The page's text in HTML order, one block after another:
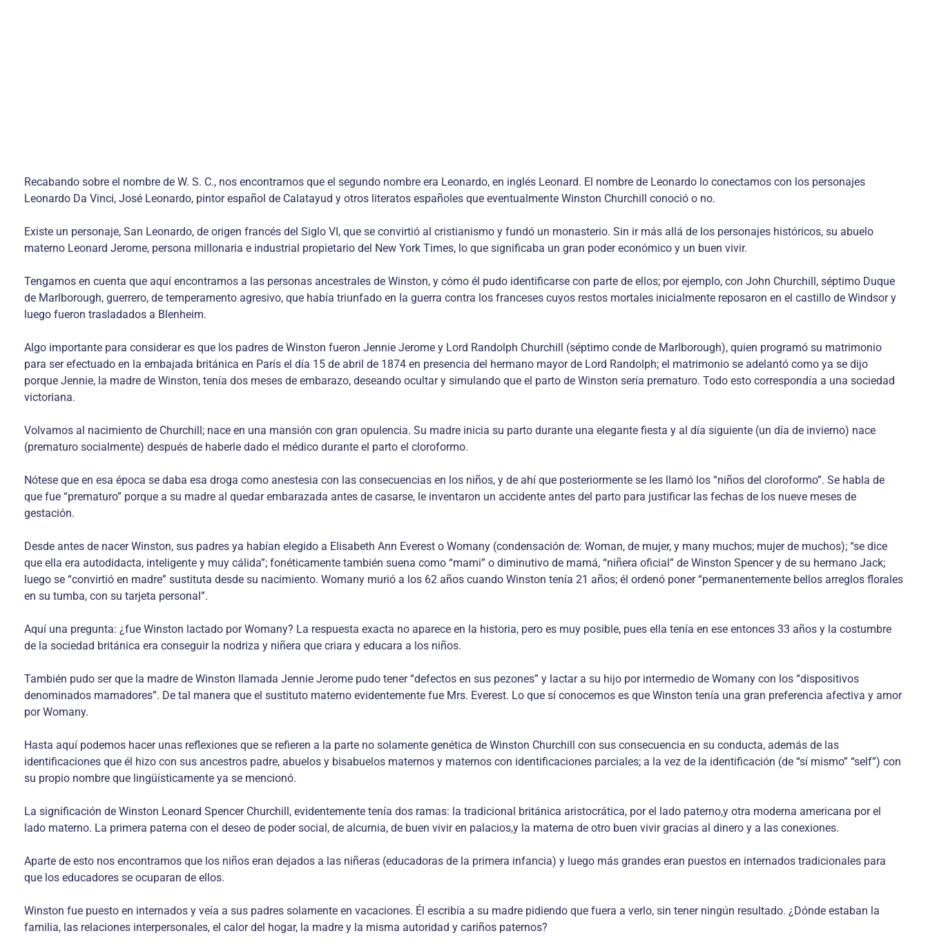
Recabando sobre el nombre de W. S. C., nos encontramos que el segundo nombre era Leonardo, en inglés Leonard. El nombre de Leonardo lo conectamos con los personajes
Leonardo Da Vinci, José Leonardo, pintor español de Calatayud y otros literatos españoles que eventualmente Winston Churchill conoció o no.
Existe un personaje, San Leonardo, de origen francés del Siglo VI, que se convirtió al cristianismo y fundó un monasterio. Sin ir más allá de los personajes históricos, su abuelo
materno Leonard Jerome, persona millonaria e industrial propietario del New York Times, lo que significaba un gran poder económico y un buen vivir.
Tengamos en cuenta que aquí encontramos a las personas ancestrales de Winston, y cómo él pudo identificarse con parte de ellos; por ejemplo, con John Churchill, séptimo Duque
de Marlborough, guerrero, de temperamento agresivo, que había triunfado en la guerra contra los franceses cuyos restos mortales inicialmente reposaron en el castillo de Windsor y
luego fueron trasladados a Blenheim.
Algo importante para considerar es que los padres de Winston fueron Jennie Jerome y Lord Randolph Churchill (séptimo conde de Marlborough), quien programó su matrimonio
para ser efectuado en la embajada británica en París el día 15 de abril de 1874 en presencia del hermano mayor de Lord Randolph; el matrimonio se adelantó como ya se dijo
porque Jennie, la madre de Winston, tenía dos meses de embarazo, deseando ocultar y simulando que el parto de Winston sería prematuro. Todo esto correspondía a una sociedad
victoriana.
Volvamos al nacimiento de Churchill; nace en una mansión con gran opulencia. Su madre inicia su parto durante una elegante fiesta y al día siguiente (un día de invierno) nace
(prematuro socialmente) después de haberle dado el médico durante el parto el cloroformo.
Nótese que en esa época se daba esa droga como anestesia con las consecuencias en los niños, y de ahí que posteriormente se les llamó los “niños del cloroformo”. Se habla de
que fue “prematuro” porque a su madre al quedar embarazada antes de casarse, le inventaron un accidente antes del parto para justificar las fechas de los nueve meses de
gestación.
Desde antes de nacer Winston, sus padres ya habían elegido a Elisabeth Ann Everest o Womany (condensación de: Woman, de mujer, y many muchos; mujer de muchos); “se dice
que ella era autodidacta, inteligente y muy cálida”; fonéticamente también suena como “mami” o diminutivo de mamá, “niñera oficial” de Winston Spencer y de su hermano Jack;
luego se “convirtió en madre” sustituta desde su nacimiento. Womany murió a los 62 años cuando Winston tenía 21 años; él ordenó poner “permanentemente bellos arreglos florales
en su tumba, con su tarjeta personal”.
Aquí una pregunta: ¿fue Winston lactado por Womany? La respuesta exacta no aparece en la historia, pero es muy posible, pues ella tenía en ese entonces 33 años y la costumbre
de la sociedad británica era conseguir la nodriza y niñera que criara y educara a los niños.
También pudo ser que la madre de Winston llamada Jennie Jerome pudo tener “defectos en sus pezones” y lactar a su hijo por intermedio de Womany con los “dispositivos
denominados mamadores”. De tal manera que el sustituto materno evidentemente fue Mrs. Everest. Lo que sí conocemos es que Winston tenía una gran preferencia afectiva y amor
por Womany.
Hasta aquí podemos hacer unas reflexiones que se refieren a la parte no solamente genética de Winston Churchill con sus consecuencia en su conducta, además de las
identificaciones que él hizo con sus ancestros padre, abuelos y bisabuelos maternos y maternos con identificaciones parciales; a la vez de la identificación (de “sí mismo” “self”) con
su propio nombre que lingüísticamente ya se mencionó.
La significación de Winston Leonard Spencer Churchill, evidentemente tenía dos ramas: la tradicional británica aristocrática, por el lado paterno,y otra moderna americana por el
lado materno. La primera paterna con el deseo de poder social, de alcurnia, de buen vivir en palacios,y la materna de otro buen vivir gracias al dinero y a las conexiones.
Aparte de esto nos encontramos que los niños eran dejados a las niñeras (educadoras de la primera infancia) y luego más grandes eran puestos en internados tradicionales para
que los educadores se ocuparan de ellos.
Winston fue puesto en internados y veía a sus padres solamente en vacaciones. Él escribía a su madre pidiendo que fuera a verlo, sin tener ningún resultado. ¿Dónde estaban la
familia, las relaciones interpersonales, el calor del hogar, la madre y la misma autoridad y cariños paternos?